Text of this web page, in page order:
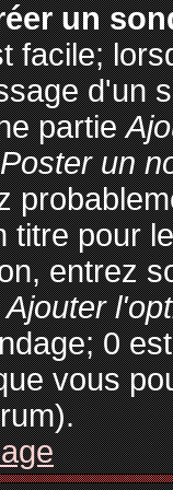
un
facile;
d'un
partie
Poster un
titre pour
entrez
Ajouter
0
vous